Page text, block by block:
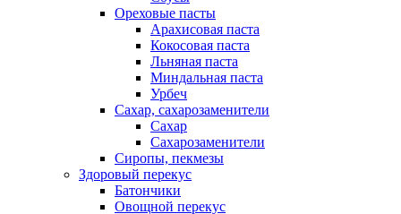
Ореховые пасты
Арахисовая паста
Кокосовая паста
Льняная паста
Миндальная паста
Урбеч
Сахар, сахарозаменители
Сахар
Сахарозаменители
Сиропы, пекмезы
Здоровый перекус
Батончики
Овощной перекус